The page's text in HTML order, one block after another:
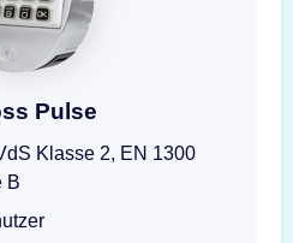
der Eingabeeinheit T6530-GR
Pulse
Klasse 2, EN 1300
B